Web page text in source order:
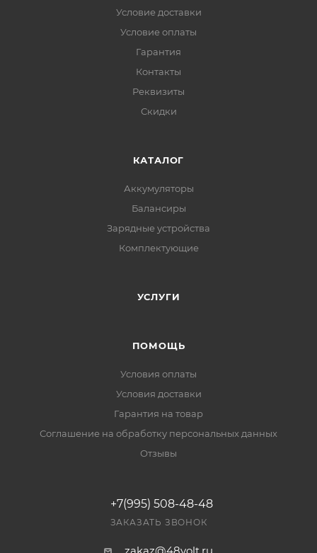
Условие доставки
Условие оплаты
Гарантия
Контакты
Реквизиты
Скидки
КАТАЛОГ
Аккумуляторы
Балансиры
Зарядные устройства
Комплектующие
УСЛУГИ
ПОМОЩЬ
Условия оплаты
Условия доставки
Гарантия на товар
Соглашение на обработку персональных данных
Отзывы
+7(995) 508-48-48
ЗАКАЗАТЬ ЗВОНОК